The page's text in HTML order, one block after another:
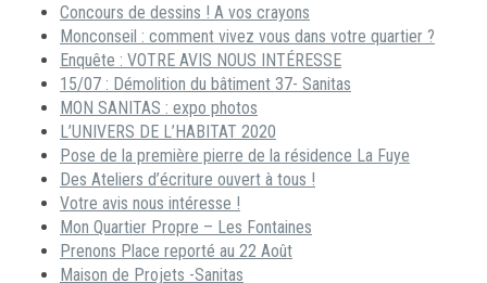
Concours de dessins ! A vos crayons
Monconseil : comment vivez vous dans votre quartier ?
Enquête : VOTRE AVIS NOUS INTÉRESSE
15/07 : Démolition du bâtiment 37- Sanitas
MON SANITAS : expo photos
L’UNIVERS DE L’HABITAT 2020
Pose de la première pierre de la résidence La Fuye
Des Ateliers d’écriture ouvert à tous !
Votre avis nous intéresse !
Mon Quartier Propre – Les Fontaines
Prenons Place reporté au 22 Août
Maison de Projets -Sanitas